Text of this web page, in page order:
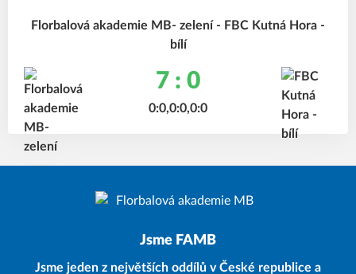
Florbalová akademie MB- zelení - FBC Kutná Hora -
bílí
7 : 0
0:0,0:0,0:0
Jsme FAMB
Jsme jeden z největších oddílů v České republice a